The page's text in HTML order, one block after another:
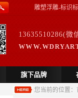
雕塑浮雕-标识
13635510286(微
旗下品牌
您当前的位置：